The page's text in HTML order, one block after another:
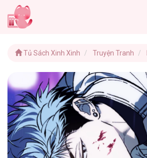
Tủ Sách Xinh Xinh Truyện Tranh